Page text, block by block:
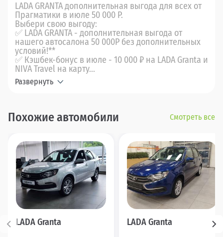
LADA GRANTA дополнительная выгода для всех от
Прагматики в июле 50 000 Р.
Выбери свою выгоду:
✅ LADA GRANTA - дополнительная выгода от
нашего автосалона 50 000Р без дополнительных
условий!**
✅ Кэшбек-бонус в июле - 10 000 ₽ на LADA Granta и
NIVA Travel на карту...
Развернуть
Похожие автомобили Смотреть все
LADA Granta LADA Granta